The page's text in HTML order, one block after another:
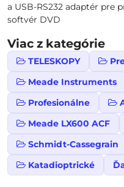
a USB-RS232 adaptér pre
softvér DVD
Viac z kategórie
TELESKOPY
Meade Instruments
Profesionálne
Meade LX600 ACF
Schmidt-Cassegrain
Katadioptrické